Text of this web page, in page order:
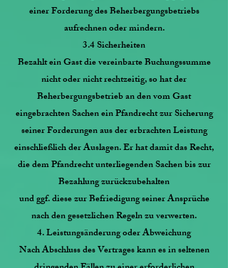
einer Forderung des Beherbergungsbetriebs
aufrechnen oder mindern.
3.4 Sicherheiten
Bezahlt ein Gast die vereinbarte Buchungssumme
nicht oder nicht rechtzeitig, so hat der
Beherbergungsbetrieb an den vom Gast
eingebrachten Sachen ein Pfandrecht zur Sicherung
seiner Forderungen aus der erbrachten Leistung
einschließlich der Auslagen. Er hat damit das Recht,
die dem Pfandrecht unterliegenden Sachen bis zur
Bezahlung zurückzubehalten
und ggf. diese zur Befriedigung seiner Ansprüche
nach den gesetzlichen Regeln zu verwerten.
4. Leistungsänderung oder Abweichung
Nach Abschluss des Vertrages kann es in seltenen